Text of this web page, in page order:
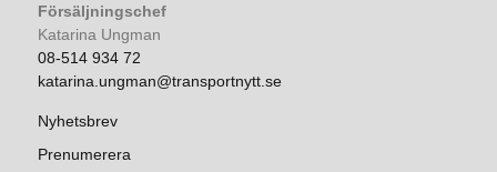
Försäljningschef
Katarina Ungman
08-514 934 72
katarina.ungman@transportnytt.se
Nyhetsbrev
Prenumerera